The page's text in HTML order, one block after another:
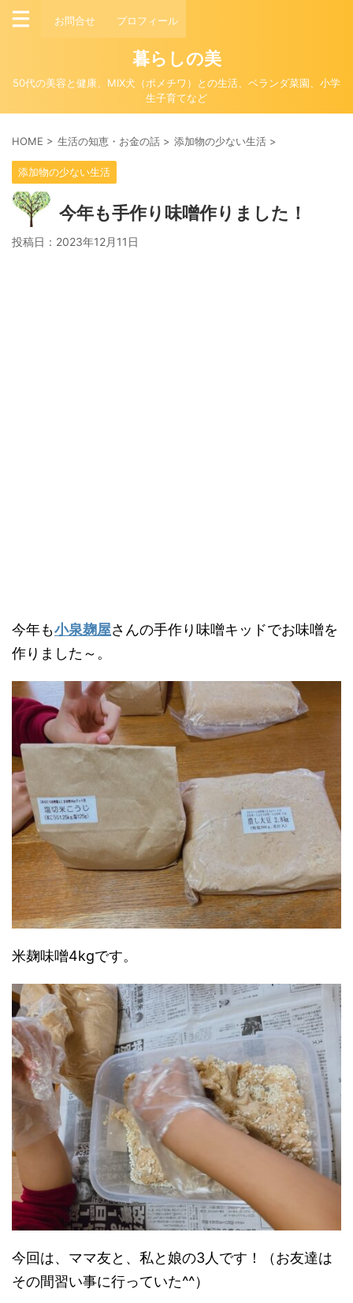
お問合せ プロフィール
暮らしの美
50代の美容と健康、MIX犬（ポメチワ）との生活、ベランダ菜園、小学
生子育てなど
HOME > 生活の知恵・お金の話 > 添加物の少ない生活 >
添加物の少ない生活
今年も手作り味噌作りました！
投稿日： 2023年12月11日
今年も小泉麹屋さんの手作り味噌キッドでお味噌を
作りました～。
米麹味噌4kgです。
今回は、ママ友と、私と娘の3人です！（お友達は
その間習い事に行っていた^^）